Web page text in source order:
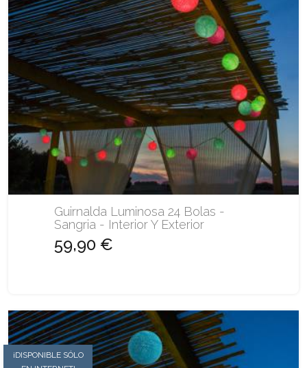
Guirnalda Luminosa 24 Bolas -
Sangria - Interior Y Exterior
59,90 €
¡DISPONIBLE SÓLO